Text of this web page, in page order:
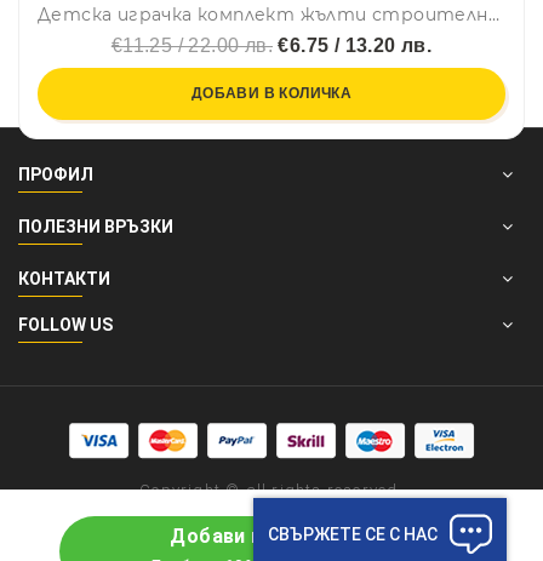
Добави в количката
Детска играчка комплект жълти строителни камьони 339-9
€11.25 / 22.00 лв. €6.75 / 13.20 лв.
ДОБАВИ В КОЛИЧКА
ПРОФИЛ
ПОЛЕЗНИ ВРЪЗКИ
КОНТАКТИ
FOLLOW US
Copyright © all rights reserved.
СВЪРЖЕТЕ СЕ С НАС